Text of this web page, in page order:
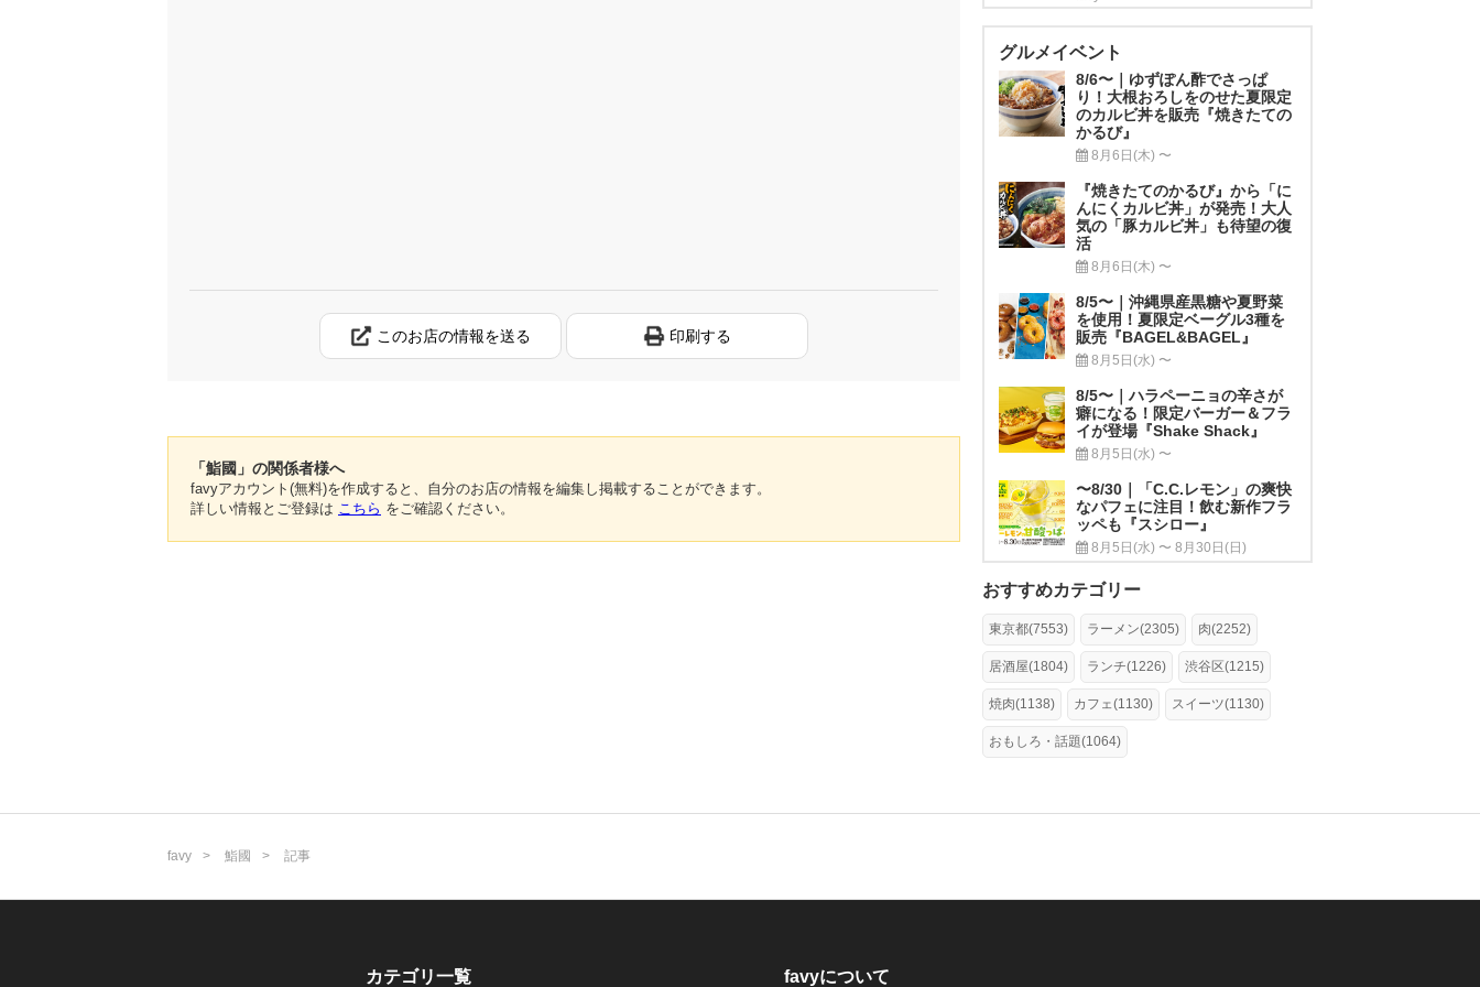
このお店の情報を送る 印刷する
「鮨國」の関係者様へ
favyアカウント(無料)を作成すると、自分のお店の情報を編集し掲載することができます。
詳しい情報とご登録は こちら をご確認ください。
グルメイベント
8/6〜｜ゆずぽん酢でさっぱ
り！大根おろしをのせた夏限定
のカルビ丼を販売『焼きたての
かるび』
8月6日(木) 〜
『焼きたてのかるび』から「に
んにくカルビ丼」が発売！大人
気の「豚カルビ丼」も待望の復
活
8月6日(木) 〜
8/5〜｜沖縄県産黒糖や夏野菜
を使用！夏限定ベーグル3種を
販売『BAGEL&BAGEL』
8月5日(水) 〜
8/5〜｜ハラペーニョの辛さが
癖になる！限定バーガー＆フラ
イが登場『Shake Shack』
8月5日(水) 〜
〜8/30｜「C.C.レモン」の爽快
なパフェに注目！飲む新作フラ
ッペも『スシロー』
8月5日(水) 〜 8月30日(日)
おすすめカテゴリー
東京都(7553) ラーメン(2305) 肉(2252)
居酒屋(1804) ランチ(1226) 渋谷区(1215)
焼肉(1138) カフェ(1130) スイーツ(1130)
おもしろ・話題(1064)
favy 鮨國 記事
カテゴリ一覧 favyについて